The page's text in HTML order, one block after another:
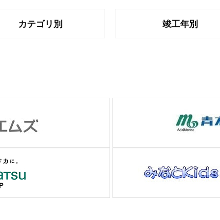
カテゴリ別 竣工年別